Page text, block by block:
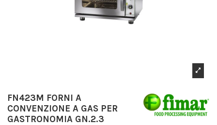
FN423M FORNI A
CONVENZIONE A GAS PER
GASTRONOMIA GN.2.3